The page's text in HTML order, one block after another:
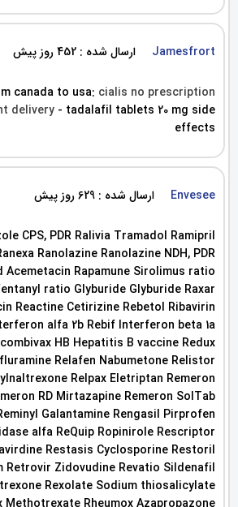
Jamesfrort ارسال شده : 452 روز پیش
canada to usa: cialis no prescription
delivery - tadalafil tablets 20 mg side
effects
Envesee ارسال شده : 629 روز پیش
CPS, PDR Ralivia Tramadol Ramipril
Ranolazine Ranolazine NDH, PDR
Acemetacin Rapamune Sirolimus ratio
ratio Glyburide Glyburide Raxar
Reactine Cetirizine Rebetol Ribavirin
alfa 2b Rebif Interferon beta 1a
HB Hepatitis B vaccine Redux
Relafen Nabumetone Relistor
Relpax Eletriptan Remeron
RD Mirtazapine Remeron SolTab
Galantamine Rengasil Pirprofen
alfa ReQuip Ropinirole Rescriptor
Restasis Cyclosporine Restoril
Retrovir Zidovudine Revatio Sildenafil
Rexolate Sodium thiosalicylate